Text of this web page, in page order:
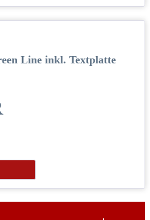
Line inkl. Textplatte